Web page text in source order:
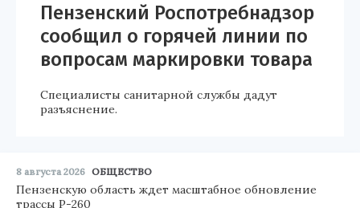
Пензенский Роспотребнадзор
сообщил о горячей линии по
вопросам маркировки товара
Специалисты санитарной службы дадут
разъяснение.
8 августа 2026 ОБЩЕСТВО
Пензенскую область ждет масштабное обновление
трассы Р-260